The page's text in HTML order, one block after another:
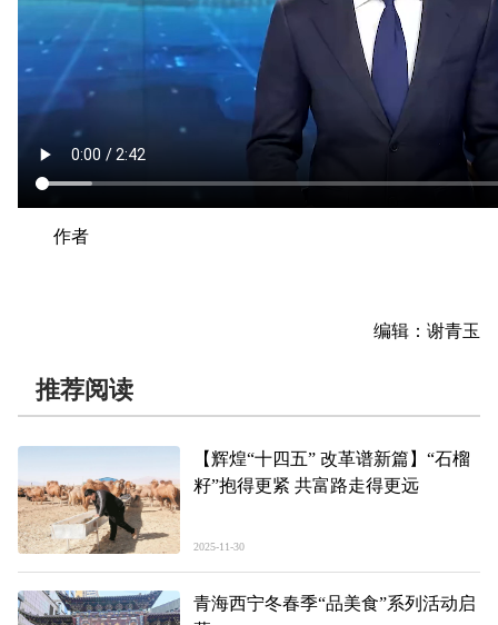
作者
编辑：谢青玉
推荐阅读
【辉煌“十四五” 改革谱新篇】“石榴
籽”抱得更紧 共富路走得更远
2025-11-30
青海西宁冬春季“品美食”系列活动启